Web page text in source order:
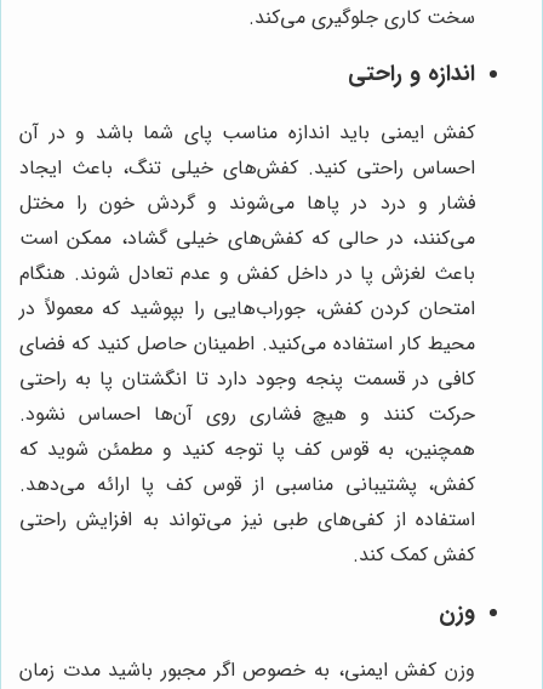
سخت کاری جلوگیری می‌کند.
اندازه و راحتی
کفش ایمنی باید اندازه مناسب پای شما باشد و در آن
احساس راحتی کنید. کفش‌های خیلی تنگ، باعث ایجاد
فشار و درد در پاها می‌شوند و گردش خون را مختل
می‌کنند، در حالی که کفش‌های خیلی گشاد، ممکن است
باعث لغزش پا در داخل کفش و عدم تعادل شوند. هنگام
امتحان کردن کفش، جوراب‌هایی را بپوشید که معمولاً در
محیط کار استفاده می‌کنید. اطمینان حاصل کنید که فضای
کافی در قسمت پنجه وجود دارد تا انگشتان پا به راحتی
حرکت کنند و هیچ فشاری روی آن‌ها احساس نشود.
همچنین، به قوس کف پا توجه کنید و مطمئن شوید که
کفش، پشتیبانی مناسبی از قوس کف پا ارائه می‌دهد.
استفاده از کفی‌های طبی نیز می‌تواند به افزایش راحتی
کفش کمک کند.
وزن
وزن کفش ایمنی، به خصوص اگر مجبور باشید مدت زمان